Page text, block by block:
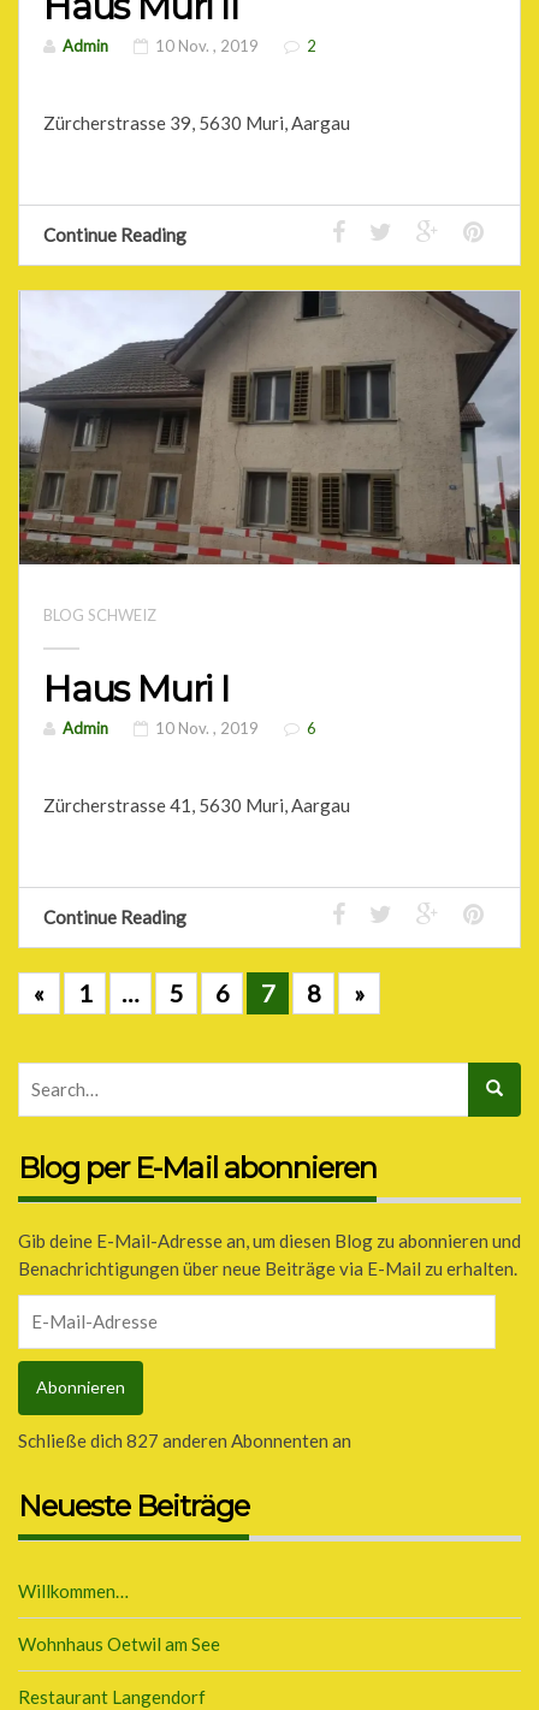
Admin 10 Nov. , 2019 2
Zürcherstrasse 39, 5630 Muri, Aargau
Continue Reading
BLOG SCHWEIZ
Haus Muri I
Admin 10 Nov. , 2019 6
Zürcherstrasse 41, 5630 Muri, Aargau
Continue Reading
« 1 … 5 6 7 8 »
Blog per E-Mail abonnieren
Gib deine E-Mail-Adresse an, um diesen Blog zu abonnieren und
Benachrichtigungen über neue Beiträge via E-Mail zu erhalten.
Mail-
Adresse
Abonnieren
Schließe dich 827 anderen Abonnenten an
Neueste Beiträge
Willkommen…
Wohnhaus Oetwil am See
Restaurant Langendorf